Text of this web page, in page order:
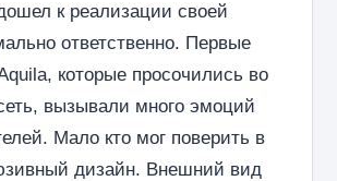
к реализации своей
ответственно. Первые
которые просочились во
вызывали много эмоций
Мало кто мог поверить в
дизайн. Внешний вид